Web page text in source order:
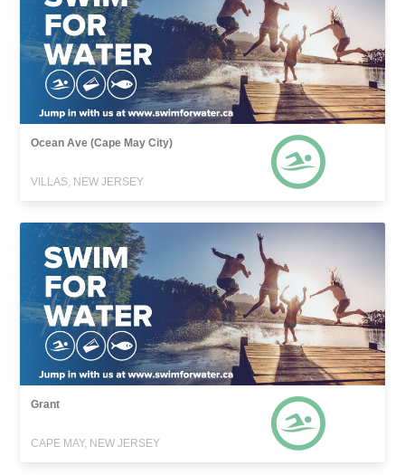
Ocean Ave (Cape May City)
VILLAS, NEW JERSEY
Grant
CAPE MAY, NEW JERSEY